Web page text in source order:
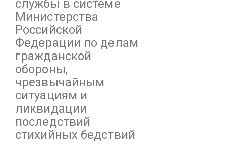
службы в системе
Министерства
Российской
Федерации по делам
гражданской
обороны,
чрезвычайным
ситуациям и
ликвидации
последствий
стихийных бедствий